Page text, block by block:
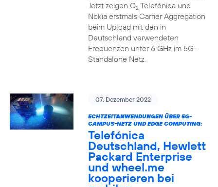
Jetzt zeigen O2Telefónica und
Nokia erstmals Carrier Aggregation
beim Upload mit den in
Deutschland verwendeten
Frequenzen unter 6 GHz im 5G-
Standalone Netz.
07. Dezember 2022
ECHTZEITANWENDUNGEN ÜBER 5G-
CAMPUS-NETZ UND EDGE COMPUTING:
Telefónica
Deutschland, Hewlett
Packard Enterprise
und wheel.me
kooperieren bei